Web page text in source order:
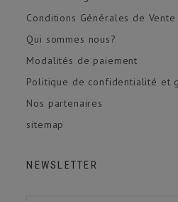
Conditions Générales de Vente
Qui sommes nous?
Modalités de paiement
Politique de confidentialité et
Nos partenaires
sitemap
NEWSLETTER